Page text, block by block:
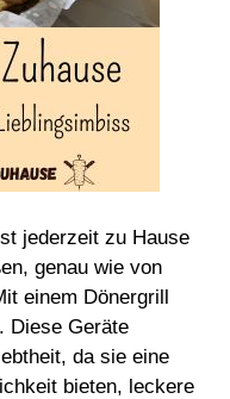
jederzeit zu Hause
genau wie von
einem Dönergrill
Diese Geräte
da sie eine
bieten, leckere